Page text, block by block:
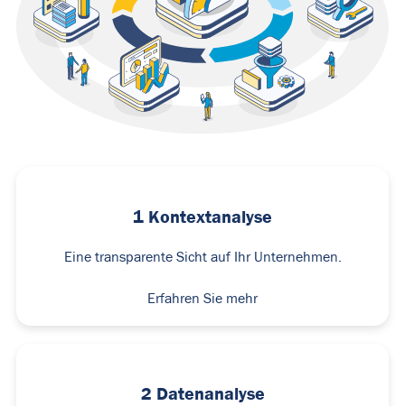
1 Kontextanalyse
Eine transparente Sicht auf Ihr Unternehmen.
Erfahren Sie mehr
2 Datenanalyse